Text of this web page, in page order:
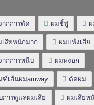
ากการดัด ผมชี้ฟู ผ
เสียหนักมาก ผมแห้งเสีย
ากการหนีบ ผมหงอก
เส้นผมamway ตัดผม
การดูแลผมเสีย ผมเสียห